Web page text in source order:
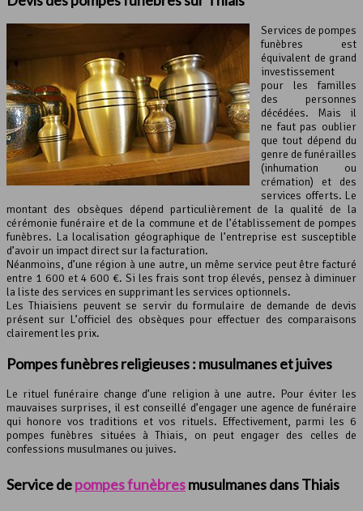
Services de pompes
funèbres est
équivalent de grand
investissement
pour les familles
des personnes
décédées. Mais il
ne faut pas oublier
que tout dépend du
genre de funérailles
(inhumation ou
crémation) et des
services offerts. Le
montant des obsèques dépend particulièrement de la qualité de la
cérémonie funéraire et de la commune et de l’établissement de pompes
funèbres. La localisation géographique de l’entreprise est susceptible
d’avoir un impact direct sur la facturation.
Néanmoins, d’une région à une autre, un même service peut être facturé
entre 1 600 et 4 600 €. Si les frais sont trop élevés, pensez à diminuer
la liste des services en supprimant les services optionnels.
Les Thiaisiens peuvent se servir du formulaire de demande de devis
présent sur L’officiel des obsèques pour effectuer des comparaisons
clairement les prix.
Pompes funèbres religieuses : musulmanes et juives
Le rituel funéraire change d’une religion à une autre. Pour éviter les
mauvaises surprises, il est conseillé d’engager une agence de funéraire
qui honore vos traditions et vos rituels. Effectivement, parmi les 6
pompes funèbres situées à Thiais, on peut engager des celles de
confessions musulmanes ou juives.
Service depompes funèbresmusulmanes dans Thiais